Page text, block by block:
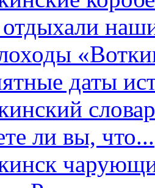
даты
ли вы, что...